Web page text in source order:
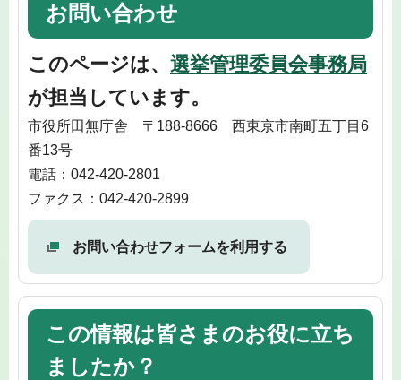
お問い合わせ
このページは、 選挙管理委員会事務局
が担当しています。
市役所田無庁舎 〒188-8666 西東京市南町五丁目6
番13号
電話：042-420-2801
ファクス：042-420-2899
お問い合わせフォームを利用する
この情報は皆さまのお役に立ち
ましたか？